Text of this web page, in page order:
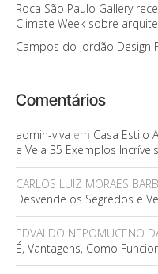
Roca São Paulo Gallery
Climate Week sobre
Campos do Jordão Design
Comentários
admin-viva em Casa Estilo
e Veja 35 Exemplos
CARLOS LUIZ MORAES
Desvende os Segredos e
EDVALDO NEPOMUCENO
É, Vantagens, Como